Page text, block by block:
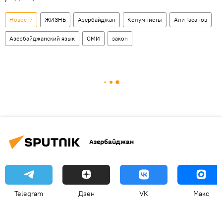
Новости ЖИЗНЬ Азербайджан Колумнисты Али Гасанов
Азербайджанский язык СМИ закон
Азербайджан
Telegram Дзен VK Макс